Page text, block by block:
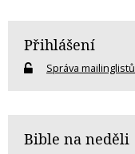
Přihlášení
Správa mailinglistů
Bible na neděli